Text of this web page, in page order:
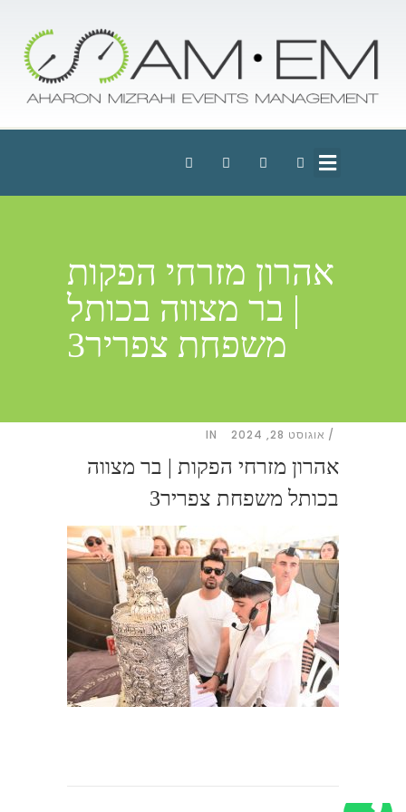
אהרון מזרחי הפקות
| בר מצווה בכותל
משפחת צפריר3
אוגוסט 28, 2024 IN
אהרון מזרחי הפקות | בר מצווה
בכותל משפחת צפריר3